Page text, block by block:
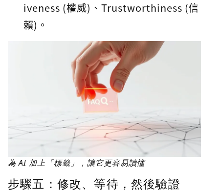
iveness (權威)、Trustworthiness (信
賴)。
為 AI 加上「標籤」，讓它更容易讀懂
步驟五：修改、等待，然後驗證